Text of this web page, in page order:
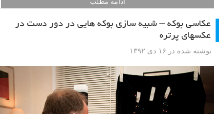
ادامه مطلب
عکاسی بوکه – شبیه سازی بوکه هایی در دور دست در
عکسهای پرتره
نوشته شده در ۱۶ دی ۱۳۹۲